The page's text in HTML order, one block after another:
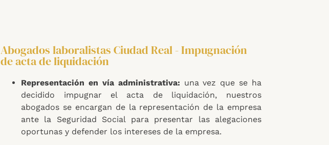
Abogados laboralistas Ciudad Real - Impugnación
de acta de liquidación
Representación en vía administrativa: una vez que se ha
decidido impugnar el acta de liquidación, nuestros
abogados se encargan de la representación de la empresa
ante la Seguridad Social para presentar las alegaciones
oportunas y defender los intereses de la empresa.